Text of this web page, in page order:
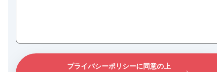
プライバシーポリシーに同意の上